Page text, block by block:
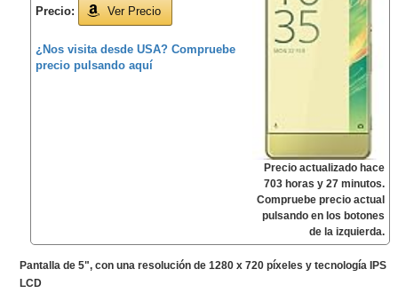
Precio: Ver Precio
¿Nos visita desde USA? Compruebe
precio pulsando aquí
Precio actualizado hace
703 horas y 27 minutos.
Compruebe precio actual
pulsando en los botones
de la izquierda.
Pantalla de 5", con una resolución de 1280 x 720 píxeles y tecnología IPS
LCD